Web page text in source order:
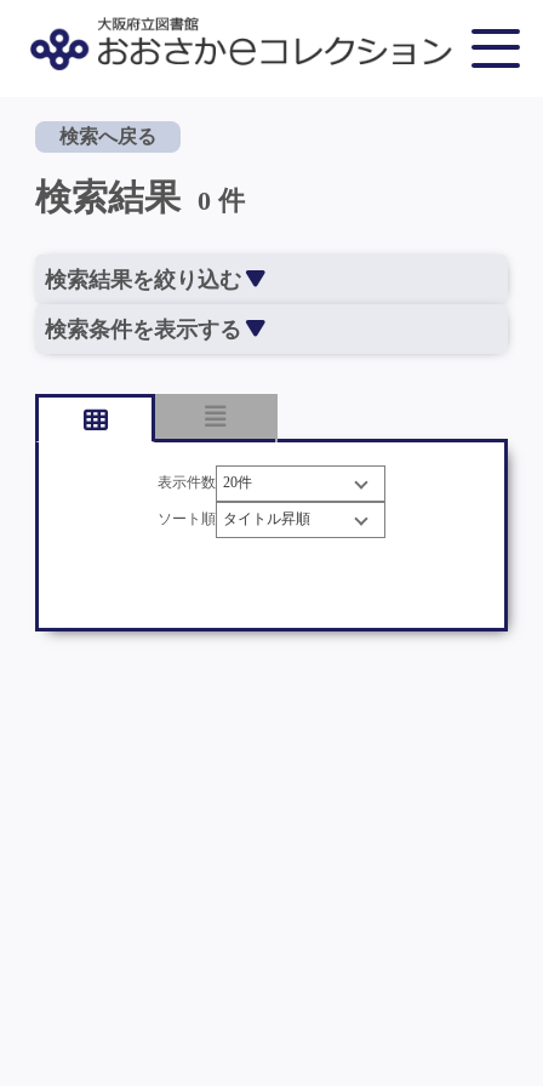
検索へ戻る
検索結果 0 件
検索結果を絞り込む
検索条件を表示する
表示件数
ソート順